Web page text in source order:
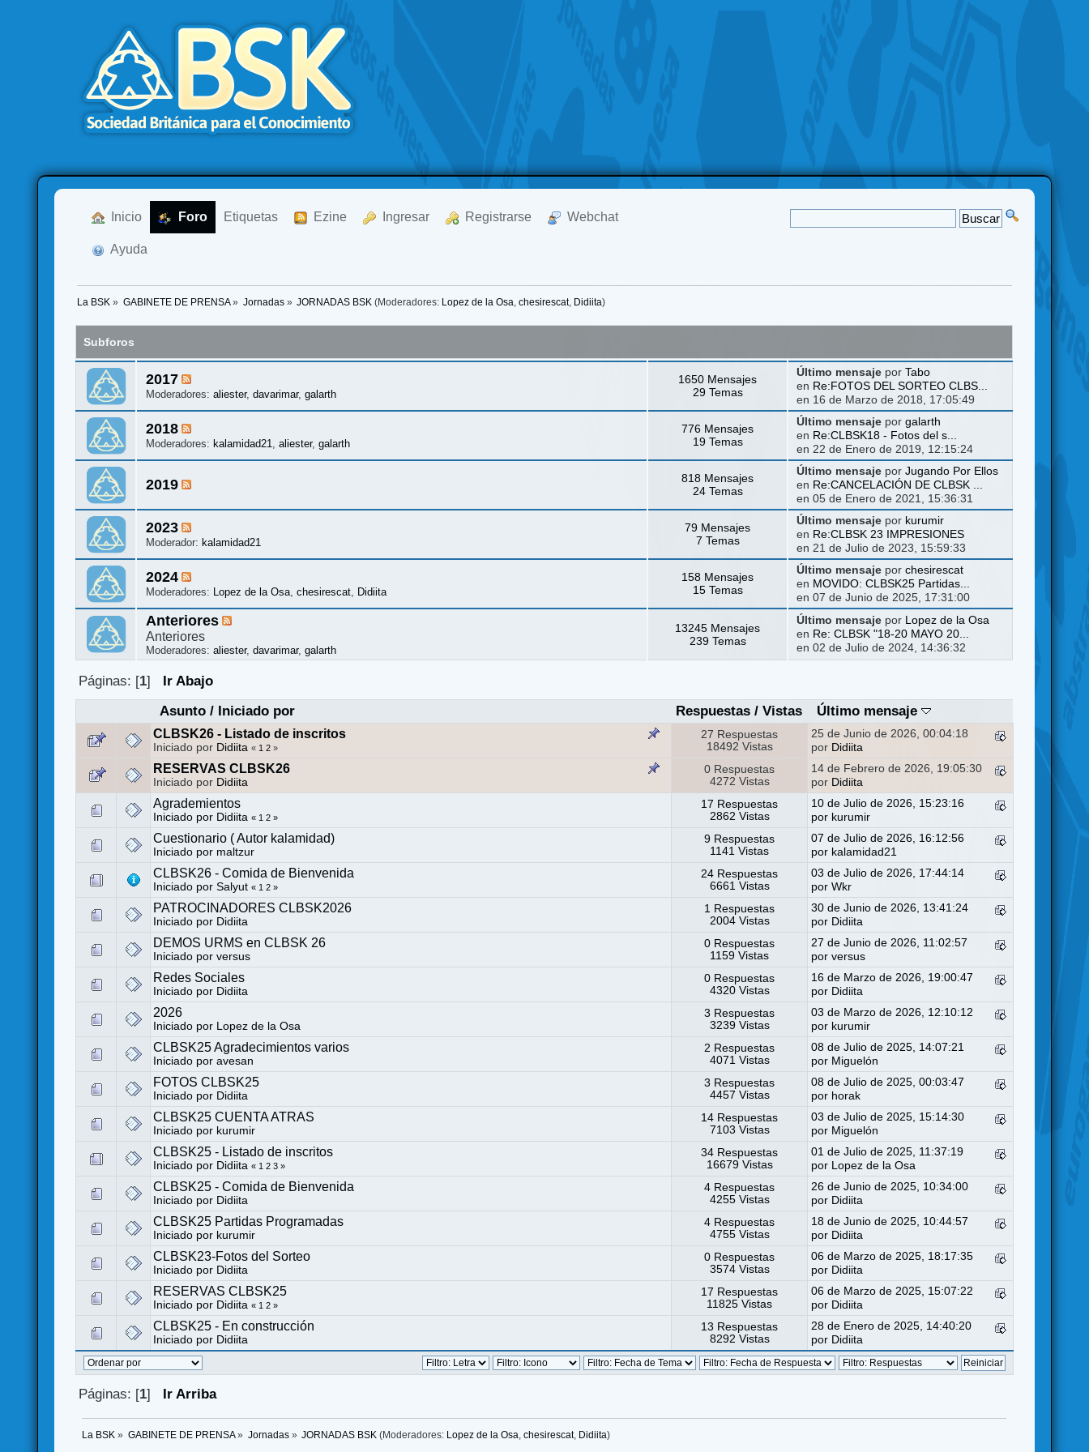
Inicio Foro Etiquetas Ezine Ingresar Registrarse Webchat
Ayuda
La BSK » GABINETE DE PRENSA» Jornadas» JORNADAS BSK (Moderadores: Lopez de la Osa ,chesirescat, Didiita)
Subforos
2017
Moderadores:aliester,davarimar,galarth
1650 Mensajes
29 Temas
Último mensajepor Tabo
en Re:FOTOS DEL SORTEO CLBS...
en 16 de Marzo de 2018, 17:05:49
2018
Moderadores:kalamidad21 ,aliester,galarth
776 Mensajes
19 Temas
Último mensajepor galarth
en Re:CLBSK18 - Fotos del s...
en 22 de Enero de 2019, 12:15:24
2019
818 Mensajes
24 Temas
Último mensajepor Jugando Por Ellos
en Re:CANCELACIÓN DE CLBSK ...
en 05 de Enero de 2021, 15:36:31
2023
Moderador:kalamidad21
79 Mensajes
7 Temas
Último mensajepor kurumir
en Re:CLBSK 23 IMPRESIONES
en 21 de Julio de 2023, 15:59:33
2024
Moderadores: Lopez de la Osa ,chesirescat Didiita
158 Mensajes
15 Temas
Último mensajepor chesirescat
en MOVIDO: CLBSK25 Partidas...
en 07 de Junio de 2025, 17:31:00
Anteriores
Anteriores
Moderadores:aliester,davarimar,galarth
13245 Mensajes
239 Temas
Último mensajepor Lopez de la Osa
en Re: CLBSK "18-20 MAYO 20...
en 02 de Julio de 2024, 14:36:32
Páginas: [1]
Ir Abajo
Asunto/ Iniciado por Respuestas /Vistas Último mensaje
CLBSK26 - Listado de inscritos
Iniciado por Didiita « 1 2 »
27 Respuestas
18492 Vistas
25 de Junio de 2026, 00:04:18
por Didiita
RESERVAS CLBSK26
Iniciado por Didiita
0 Respuestas
4272 Vistas
14 de Febrero de 2026, 19:05:30
por Didiita
Agrademientos
Iniciado por Didiita « 1 2 »
17 Respuestas
2862 Vistas
10 de Julio de 2026, 15:23:16
por kurumir
Cuestionario ( Autor kalamidad)
Iniciado por maltzur
9 Respuestas
1141 Vistas
07 de Julio de 2026, 16:12:56
por kalamidad21
CLBSK26 - Comida de Bienvenida
Iniciado porSalyut « 1 2 »
24 Respuestas
6661 Vistas
03 de Julio de 2026, 17:44:14
porWkr
PATROCINADORES CLBSK2026
Iniciado por Didiita
1 Respuestas
2004 Vistas
30 de Junio de 2026, 13:41:24
por Didiita
DEMOS URMS en CLBSK 26
Iniciado porversus
0 Respuestas
1159 Vistas
27 de Junio de 2026, 11:02:57
porversus
Redes Sociales
Iniciado por Didiita
0 Respuestas
4320 Vistas
16 de Marzo de 2026, 19:00:47
por Didiita
2026
Iniciado por Lopez de la Osa
3 Respuestas
3239 Vistas
03 de Marzo de 2026, 12:10:12
por kurumir
CLBSK25 Agradecimientos varios
Iniciado poravesan
2 Respuestas
4071 Vistas
08 de Julio de 2025, 14:07:21
por Miguelón
FOTOS CLBSK25
Iniciado por Didiita
3 Respuestas
4457 Vistas
08 de Julio de 2025, 00:03:47
por horak
CLBSK25 CUENTA ATRAS
Iniciado por kurumir
14 Respuestas
7103 Vistas
03 de Julio de 2025, 15:14:30
por Miguelón
CLBSK25 - Listado de inscritos
Iniciado por Didiita « 1 2 3 »
34 Respuestas
16679 Vistas
01 de Julio de 2025, 11:37:19
por Lopez de la Osa
CLBSK25 - Comida de Bienvenida
Iniciado por Didiita
4 Respuestas
4255 Vistas
26 de Junio de 2025, 10:34:00
por Didiita
CLBSK25 Partidas Programadas
Iniciado por kurumir
4 Respuestas
4755 Vistas
18 de Junio de 2025, 10:44:57
por Didiita
CLBSK23-Fotos del Sorteo
Iniciado por Didiita
0 Respuestas
3574 Vistas
06 de Marzo de 2025, 18:17:35
por Didiita
RESERVAS CLBSK25
Iniciado por Didiita « 1 2 »
17 Respuestas
11825 Vistas
06 de Marzo de 2025, 15:07:22
por Didiita
CLBSK25 - En construcción
Iniciado por Didiita
13 Respuestas
8292 Vistas
28 de Enero de 2025, 14:40:20
por Didiita
Páginas: [1] Ir Arriba
La BSK » GABINETE DE PRENSA» Jornadas» JORNADAS BSK (Moderadores: Lopez de la Osa ,chesirescat, Didiita)